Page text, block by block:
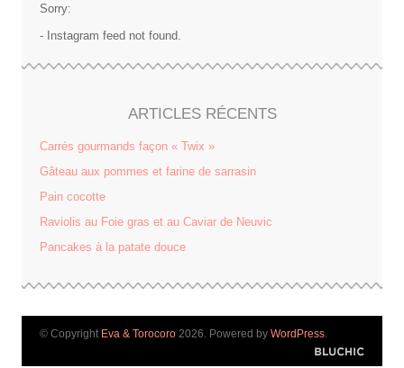
Sorry:
- Instagram feed not found.
ARTICLES RÉCENTS
Carrés gourmands façon « Twix »
Gâteau aux pommes et farine de sarrasin
Pain cocotte
Raviolis au Foie gras et au Caviar de Neuvic
Pancakes à la patate douce
© Copyright Eva & Torocoro 2026. Powered by WordPress